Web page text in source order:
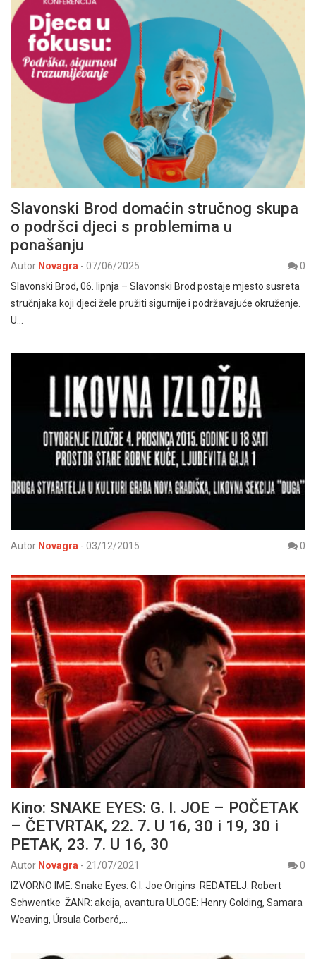
Slavonski Brod domaćin stručnog skupa
o podršci djeci s problemima u
ponašanju
Autor Novagra - 07/06/2025
0
Slavonski Brod, 06. lipnja – Slavonski Brod postaje mjesto susreta
stručnjaka koji djeci žele pružiti sigurnije i podržavajuće okruženje.
U…
Autor Novagra - 03/12/2015 0
Kino: SNAKE EYES: G. I. JOE – POČETAK
– ČETVRTAK, 22. 7. U 16, 30 i 19, 30 i
PETAK, 23. 7. U 16, 30
Autor Novagra - 21/07/2021
0
IZVORNO IME: Snake Eyes: G.I. Joe Origins REDATELJ: Robert
Schwentke ŽANR: akcija, avantura ULOGE: Henry Golding, Samara
Weaving, Úrsula Corberó,…